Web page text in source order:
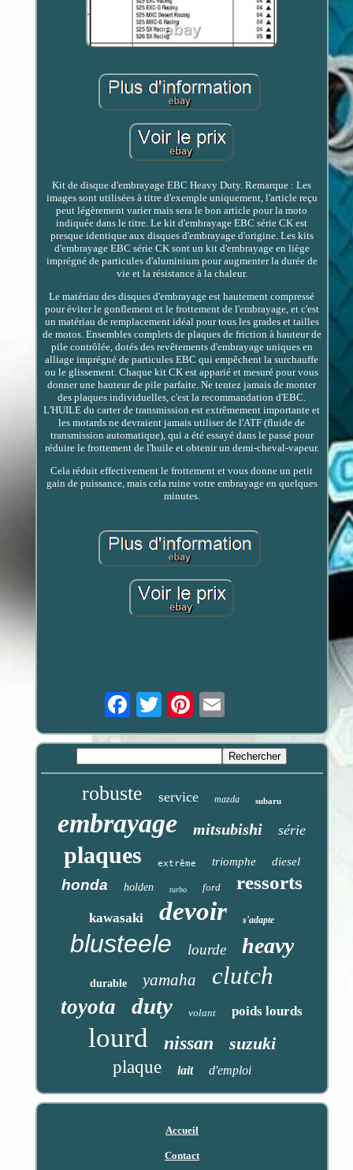
Kit de disque d'embrayage EBC Heavy Duty. Remarque : Les
images sont utilisées à titre d'exemple uniquement, l'article reçu
peut légèrement varier mais sera le bon article pour la moto
indiquée dans le titre. Le kit d'embrayage EBC série CK est
presque identique aux disques d'embrayage d'origine. Les kits
d'embrayage EBC série CK sont un kit d'embrayage en liège
imprégné de particules d'aluminium pour augmenter la durée de
vie et la résistance à la chaleur.
Le matériau des disques d'embrayage est hautement compressé
pour éviter le gonflement et le frottement de l'embrayage, et c'est
un matériau de remplacement idéal pour tous les grades et tailles
de motos. Ensembles complets de plaques de friction à hauteur de
pile contrôlée, dotés des revêtements d'embrayage uniques en
alliage imprégné de particules EBC qui empêchent la surchauffe
ou le glissement. Chaque kit CK est apparié et mesuré pour vous
donner une hauteur de pile parfaite. Ne tentez jamais de monter
des plaques individuelles, c'est la recommandation d'EBC.
L'HUILE du carter de transmission est extrêmement importante et
les motards ne devraient jamais utiliser de l'ATF (fluide de
transmission automatique), qui a été essayé dans le passé pour
réduire le frottement de l'huile et obtenir un demi-cheval-vapeur.
Cela réduit effectivement le frottement et vous donne un petit
gain de puissance, mais cela ruine votre embrayage en quelques
minutes.
Email
robuste service mazda subaru
embrayage mitsubishi série
plaques extrême triomphe diesel
honda holden turbo ford ressorts
kawasaki devoir s'adapte
blusteele lourde heavy
durable yamaha clutch
toyota duty volant poids lourds
lourd nissan
suzuki
plaque
lait d'emploi
Accueil
Contact